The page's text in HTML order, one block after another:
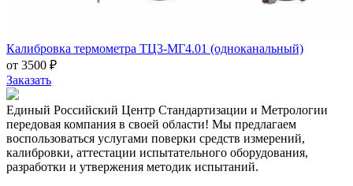
Калибровка термометра ТЦ3-МГ4.01 (одноканальный)
от 3500 ₽
Заказать
Единый Российский Центр Стандартизации и Метрологии
передовая компания в своей области! Мы предлагаем
воспользоваться услугами поверки средств измерений,
калибровки, аттестации испытательного оборудования,
разработки и утвержения методик испытаний.